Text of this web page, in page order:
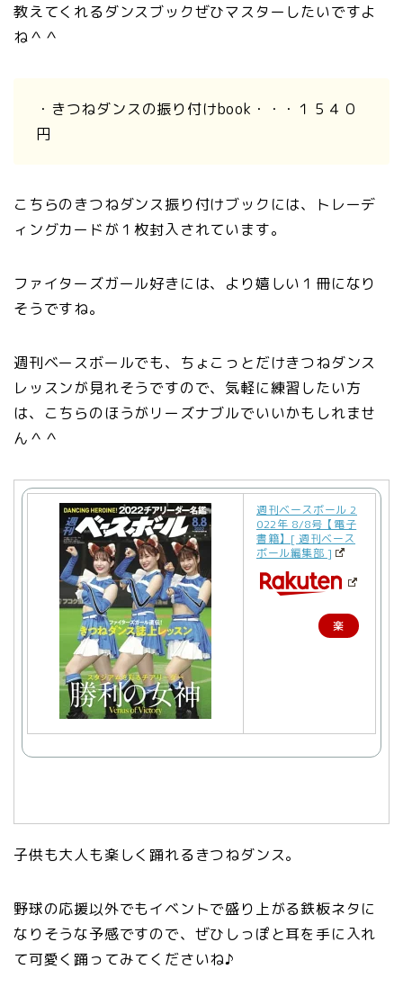
教えてくれるダンスブックぜひマスターしたいですよ
ね＾＾
・きつねダンスの振り付けbook・・・１５４０
円
こちらのきつねダンス振り付けブックには、トレーデ
ィングカードが１枚封入されています。
ファイターズガール好きには、より嬉しい１冊になり
そうですね。
週刊ベースボールでも、ちょこっとだけきつねダンス
レッスンが見れそうですので、気軽に練習したい方
は、こちらのほうがリーズナブルでいいかもしれませ
ん＾＾
週刊ベースボール 2
022年 8/8号【電子
書籍】[ 週刊ベース
ボール編集部 ]
楽
子供も大人も楽しく踊れるきつねダンス。
野球の応援以外でもイベントで盛り上がる鉄板ネタに
なりそうな予感ですので、ぜひしっぽと耳を手に入れ
て可愛く踊ってみてくださいね♪